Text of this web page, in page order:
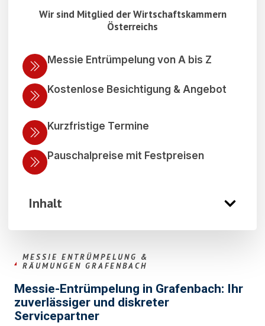
Wir sind Mitglied der Wirtschaftskammern
Österreichs
Messie Entrümpelung von A bis Z
Kostenlose Besichtigung & Angebot
Kurzfristige Termine
Pauschalpreise mit Festpreisen
Inhalt
MESSIE ENTRÜMPELUNG &
RÄUMUNGEN GRAFENBACH
Messie-Entrümpelung in Grafenbach: Ihr
zuverlässiger und diskreter
Servicepartner